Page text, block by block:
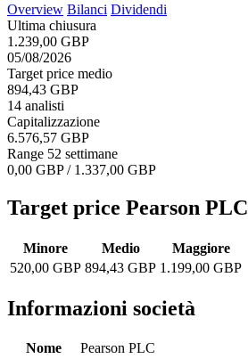
Overview Bilanci Dividendi
Ultima chiusura
1.239,00 GBP
05/08/2026
Target price medio
894,43 GBP
14 analisti
Capitalizzazione
6.576,57 GBP
Range 52 settimane
0,00 GBP / 1.337,00 GBP
Target price Pearson PLC
Minore Medio
Maggiore
520,00 GBP 894,43 GBP 1.199,00 GBP
Informazioni società
Nome Pearson PLC